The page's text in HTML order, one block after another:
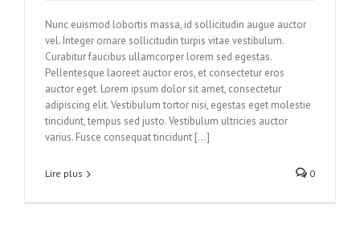
Nunc euismod lobortis massa, id sollicitudin augue auctor
vel. Integer ornare sollicitudin turpis vitae vestibulum.
Curabitur faucibus ullamcorper lorem sed egestas.
Pellentesque laoreet auctor eros, et consectetur eros
auctor eget. Lorem ipsum dolor sit amet, consectetur
adipiscing elit. Vestibulum tortor nisi, egestas eget molestie
tincidunt, tempus sed justo. Vestibulum ultricies auctor
varius. Fusce consequat tincidunt […]
Lire plus 0